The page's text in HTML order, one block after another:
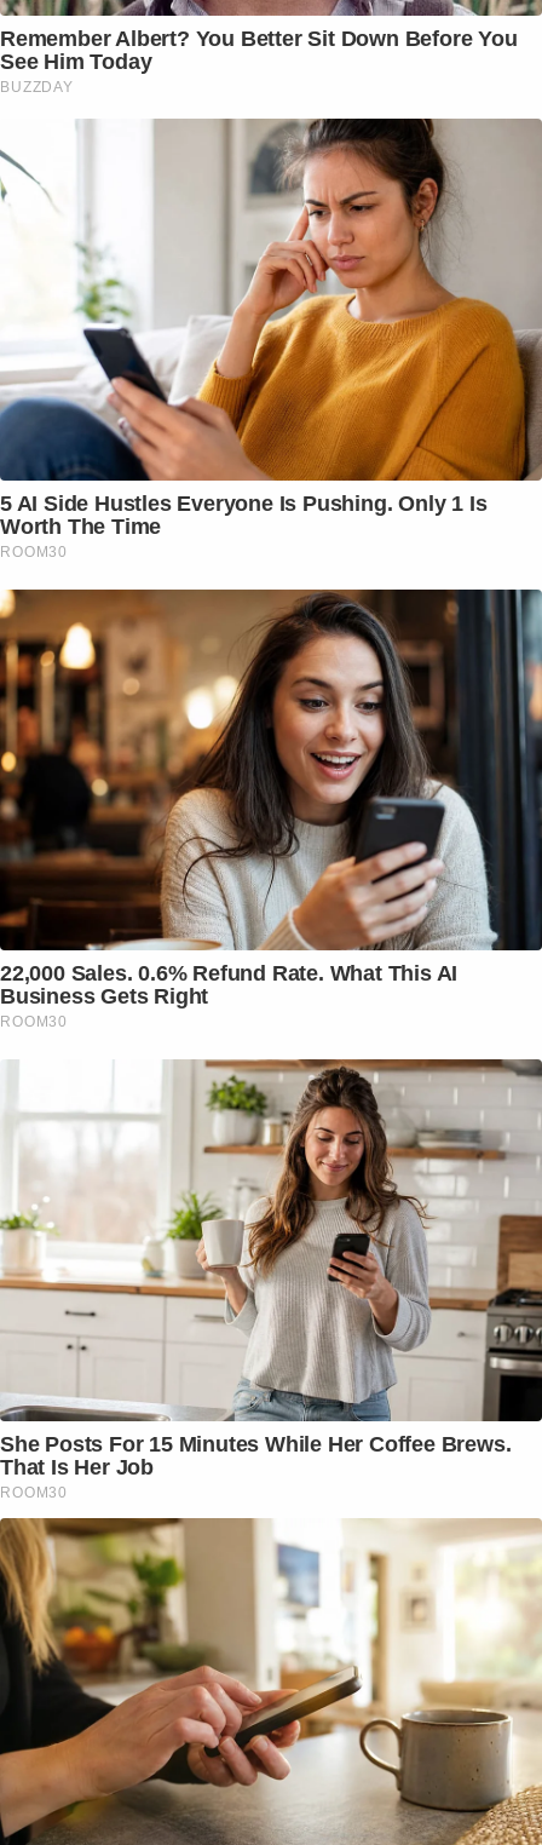
Remember Albert? You Better Sit Down Before You
See Him Today
BUZZDAY
5 AI Side Hustles Everyone Is Pushing. Only 1 Is
Worth The Time
ROOM30
22,000 Sales. 0.6% Refund Rate. What This AI
Business Gets Right
ROOM30
She Posts For 15 Minutes While Her Coffee Brews.
That Is Her Job
ROOM30